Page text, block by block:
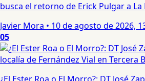
busca el retorno de Erick Pulgar a La
Javier Mora • 10 de agosto de 2026,
05
¿El Ester Roa o El Morro?: DT José